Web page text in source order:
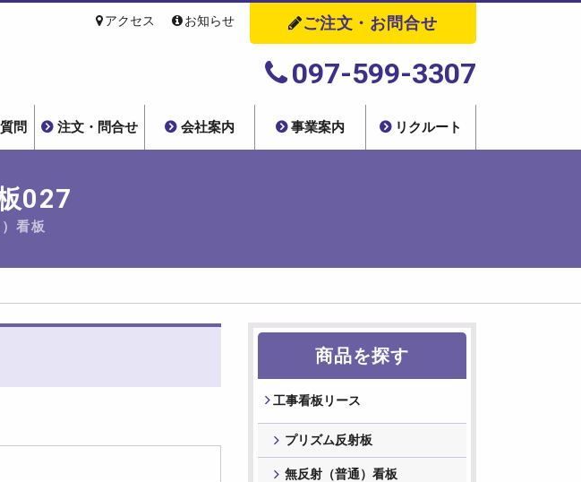
イリース株式会社
アクセス お知らせ ご注文・お問合せ
097-599-3307
問 注文・問合せ 会社案内 事業案内 リクルート
027
看板
商品を探す
⼯事看板リース
プリズム反射板
無反射（普通）看板